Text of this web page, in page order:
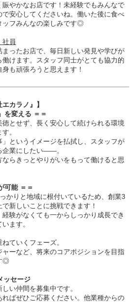
賑やかなお店です！未経験でもみんなで
で安心してくださいね。働いた後に食べ
ッフみんなの楽しみです◎
社員
ったお店で、毎日新しい発見や学びが
けます。スタッフ同士がとても協力的
も頑張ろうと思えます！
カラノ』】
を変える ＝＝
とせず、長く安心して続けられる環境
。
」というイメージを払拭し、スタッフが
企業にしたい――。
らきっとやりがいをもって働けると思
可能 ＝＝
かりと地域に根付いているため、創業3
新しいことに挑戦できます！
験がなくても一からしっかり成長でき
ます。
ていくフェーズ。
ャーなど、将来のコアポジションを目指
◎
ッセージ
い仲間を募集中です。
ばぜひご応募ください。他業種からの